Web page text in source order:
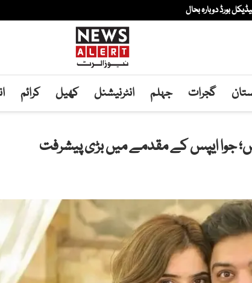
گجرات جہلم انٹرنیشنل کھیل کرائم
جوا ایپس کے مقدمے میں بڑی پیشرفت